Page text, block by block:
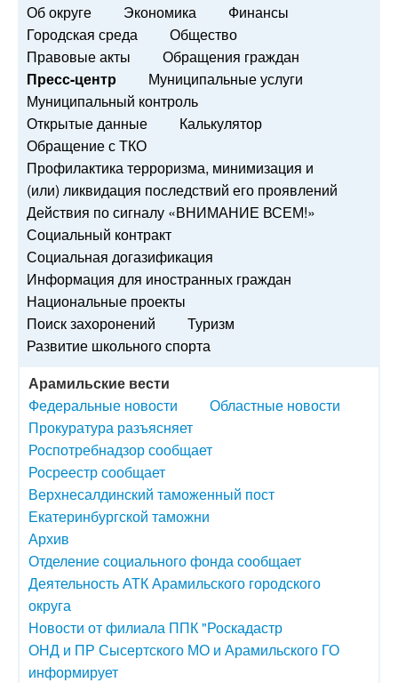
Об округе Экономика
Финансы
Городская среда
Общество
Правовые акты
Обращения граждан
Пресс-центр
Муниципальные услуги
Муниципальный контроль
Открытые данные
Калькулятор
Обращение с ТКО
Профилактика терроризма, минимизация и
(или) ликвидация последствий его проявлений
Действия по сигналу «ВНИМАНИЕ ВСЕМ!»
Социальный контракт
Социальная догазификация
Информация для иностранных граждан
Национальные проекты
Поиск захоронений
Туризм
Развитие школьного спорта
Арамильские вести
Федеральные новости
Областные новости
Прокуратура разъясняет
Роспотребнадзор сообщает
Росреестр сообщает
Верхнесалдинский таможенный пост
Екатеринбургской таможни
Архив
Отделение социального фонда сообщает
Деятельность АТК Арамильского городского
округа
Новости от филиала ППК "Роскадастр
ОНД и ПР Сысертского МО и Арамильского ГО
информирует